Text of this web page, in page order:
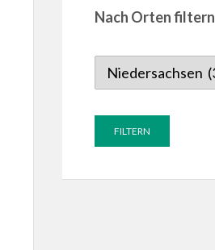
Nach Orten filtern